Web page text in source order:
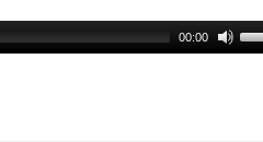
00:00